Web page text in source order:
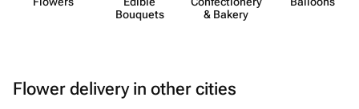
Bouquets
& Bakery
Flower delivery in other cities